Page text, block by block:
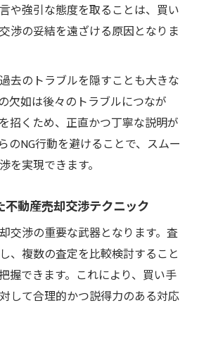
や強引な態度を取ることは、買い
渉の妥結を遠ざける原因となりま
去のトラブルを隠すことも大きな
欠如は後々のトラブルにつなが
招くため、正直かつ丁寧な説明が
のNG行動を避けることで、スムー
を実現できます。
動産売却交渉テクニック
交渉の重要な武器となります。査
、複数の査定を比較検討すること
握できます。これにより、買い手
して合理的かつ説得力のある対応